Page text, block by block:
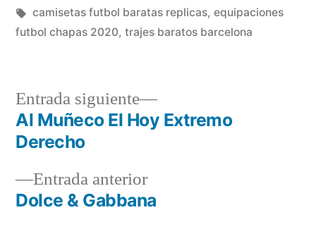
en
Etiquetas:
camisetas futbol baratas replicas, equipaciones
futbol chapas 2020, trajes baratos barcelona
Navegación
entradas
Entrada anteriorEntrada
anterior:
Dolce & Gabbana
Entrada siguiente
Entrada
siguiente:
Al Muñeco El Hoy Extremo
Derecho